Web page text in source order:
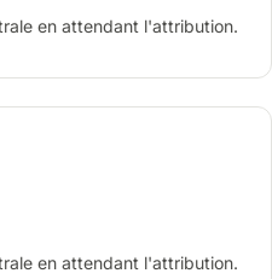
en attendant l'attribution.
en attendant l'attribution.